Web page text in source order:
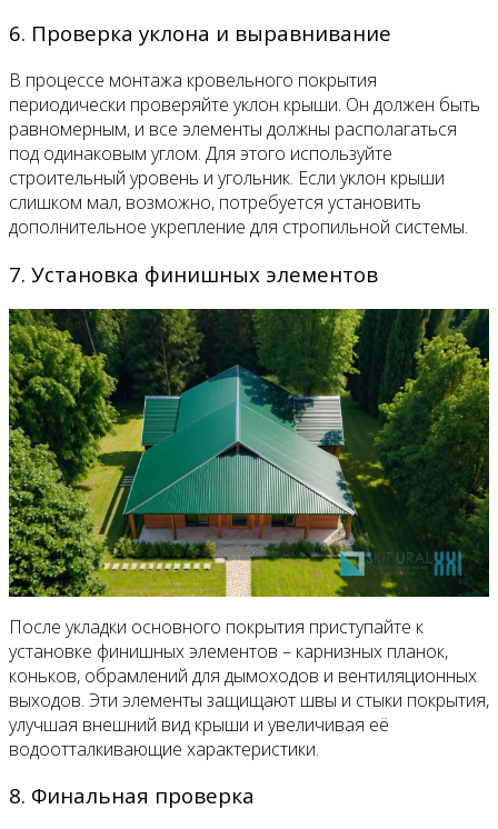
6. Проверка уклона и выравнивание
В процессе монтажа кровельного покрытия
периодически проверяйте уклон крыши. Он должен быть
равномерным, и все элементы должны располагаться
под одинаковым углом. Для этого используйте
строительный уровень и угольник. Если уклон крыши
слишком мал, возможно, потребуется установить
дополнительное укрепление для стропильной системы.
7. Установка финишных элементов
После укладки основного покрытия приступайте к
установке финишных элементов – карнизных планок,
коньков, обрамлений для дымоходов и вентиляционных
выходов. Эти элементы защищают швы и стыки покрытия,
улучшая внешний вид крыши и увеличивая её
водоотталкивающие характеристики.
8. Финальная проверка